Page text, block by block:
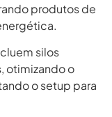
produtos de
silos
otimizando o
o setup para